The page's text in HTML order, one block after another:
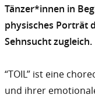
Tänzer*innen in
physisches Porträt
Sehnsucht zugleich.
“TOIL” ist eine
und ihrer